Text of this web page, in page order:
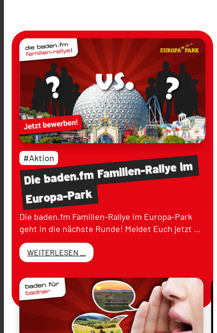
Diebaden.fmFamilien-Rallyeim
Europa-Park
#Aktion
Die baden.fm Familien-Rallye im Europa-Park
geht in die nächste Runde! Meldet Euch jetzt …
WEITERLESEN ...